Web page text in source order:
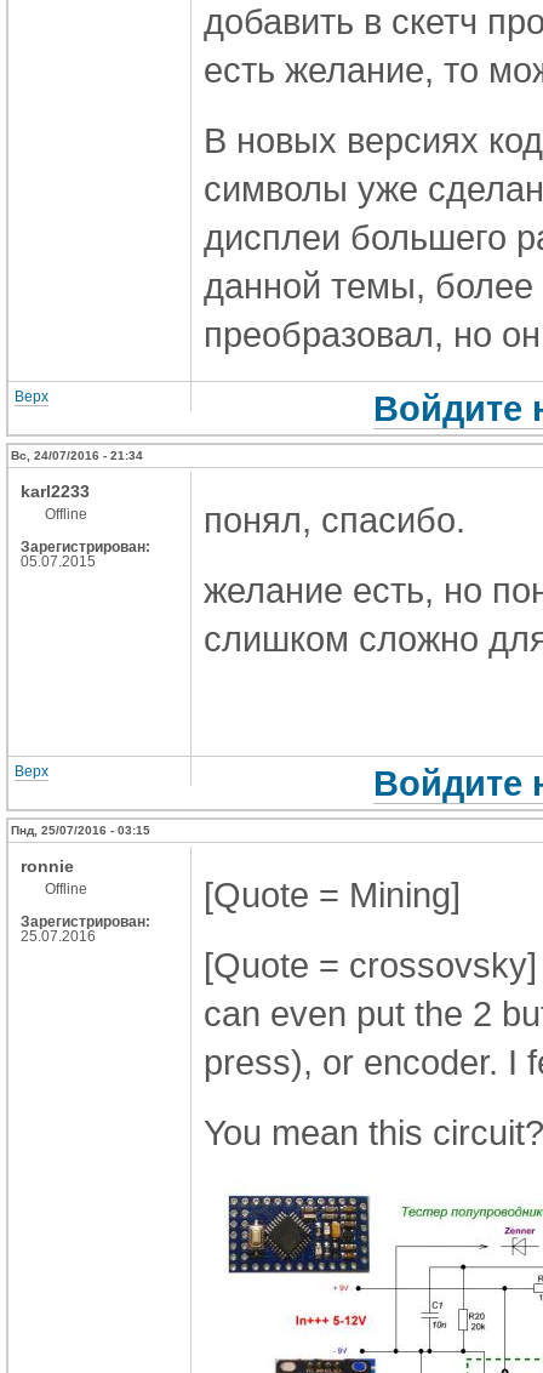
добавить в скетч
есть желание, то
В новых версиях
символы уже
дисплеи большего
данной темы, более
преобразовал, но
Верх Войдите
Вс, 24/07/2016 - 21:34
karl2233
Offline
Зарегистрирован:
05.07.2015
понял, спасибо.
желание есть, но
слишком сложно
Верх Войдите
Пнд, 25/07/2016 - 03:15
ronnie
Offline
Зарегистрирован:
25.07.2016
[Quote = Mining]
[Quote =
can even put the 2
press), or encoder. I
You mean this circuit?